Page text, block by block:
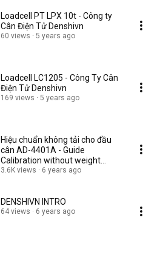
Loadcell PT LPX 10t - Công ty
Cân Điện Tử Denshivn
60 views 5 years ago
Loadcell LC1205 - Công Ty Cân
Điện Tử Denshivn
169 views 5 years ago
Hiệu chuẩn không tải cho đầu
cân AD-4401A - Guide
Calibration without weight
indicator AD-4401A
3.6K views 6 years ago
DENSHIVN INTRO
64 views 6 years ago